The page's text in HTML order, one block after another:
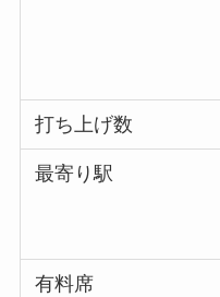
打ち上げ数
最寄り駅
有料席